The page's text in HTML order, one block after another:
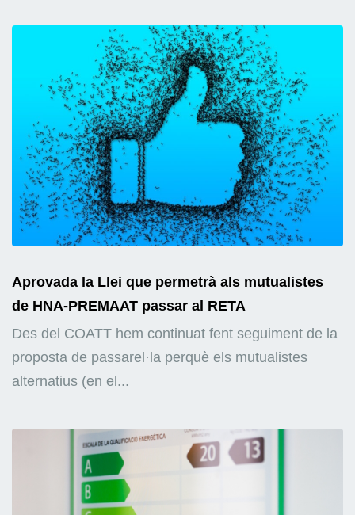
Aprovada la Llei que permetrà als mutualistes
de HNA-PREMAAT passar al RETA
Des del COATT hem continuat fent seguiment de la
proposta de passarel·la perquè els mutualistes
alternatius (en el...